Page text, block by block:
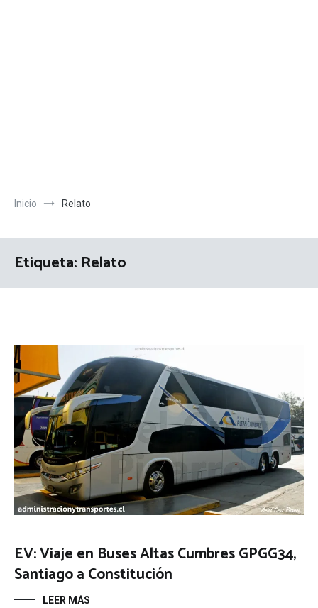
Inicio Relato
Etiqueta: Relato
EV: Viaje en Buses Altas Cumbres GPGG34,
Santiago a Constitución
LEER MÁS